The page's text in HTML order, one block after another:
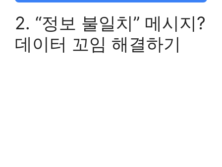
2. “정보 불일치” 메시지?
데이터 꼬임 해결하기